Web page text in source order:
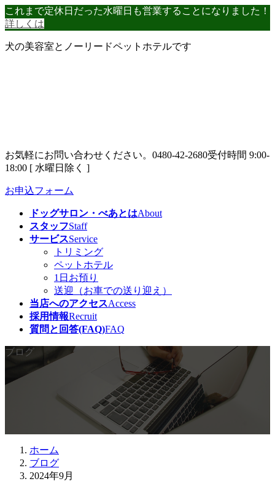
コ
ン
ン
ナ
ビ
ー
これまで定休日だった水曜日も営業することになりました！
詳しくは
犬の美容室とノーリードペットホテルです
お気軽にお問い合わせください。 0480-42-2680受付時間 9:00-
18:00 [ 水曜日除く ]
お申込フォーム
ドッグサロン・べあとはAbout
スタッフStaff
サービスService
トリミング
ペットホテル
1日お預り
送迎（お車での送り迎え）
当店へのアクセスAccess
採用情報Recruit
質問と回答(FAQ)FAQ
ブログ
ホーム
ブログ
2024年9月